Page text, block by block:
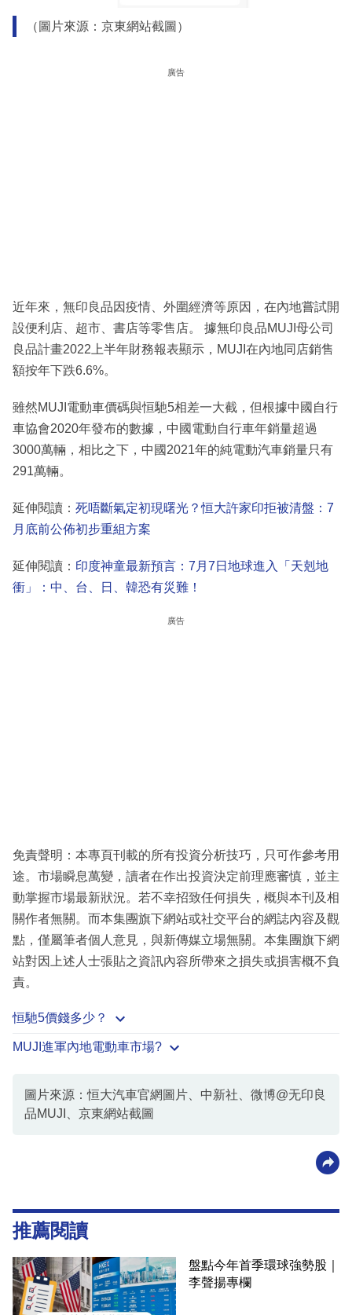
（圖片來源：京東網站截圖）
廣告
近年來，無印良品因疫情、外圍經濟等原因，在內地嘗試開
設便利店、超市、書店等零售店。 據無印良品MUJI母公司
良品計畫2022上半年財務報表顯示，MUJI在內地同店銷售
額按年下跌6.6%。
雖然MUJI電動車價碼與恒馳5相差一大截，但根據中國自行
車協會2020年發布的數據，中國電動自行車年銷量超過
3000萬輛，相比之下，中國2021年的純電動汽車銷量只有
291萬輛。
延伸閱讀： 死唔斷氣定初現曙光？恒大許家印拒被清盤：7
月底前公佈初步重組方案
延伸閱讀： 印度神童最新預言：7月7日地球進入「天剋地
衝」：中、台、日、韓恐有災難！
廣告
免責聲明：本專頁刊載的所有投資分析技巧，只可作參考用
途。市場瞬息萬變，讀者在作出投資決定前理應審慎，並主
動掌握市場最新狀況。若不幸招致任何損失，概與本刊及相
關作者無關。而本集團旗下網站或社交平台的網誌內容及觀
點，僅屬筆者個人意見，與新傳媒立場無關。本集團旗下網
站對因上述人士張貼之資訊內容所帶來之損失或損害概不負
責。
恒馳5價錢多少？
MUJI進軍內地電動車市場?
圖片來源：恒大汽車官網圖片、中新社、微博@无印良
品MUJI、京東網站截圖
推薦閱讀
盤點今年首季環球強勢股｜
李聲揚專欄